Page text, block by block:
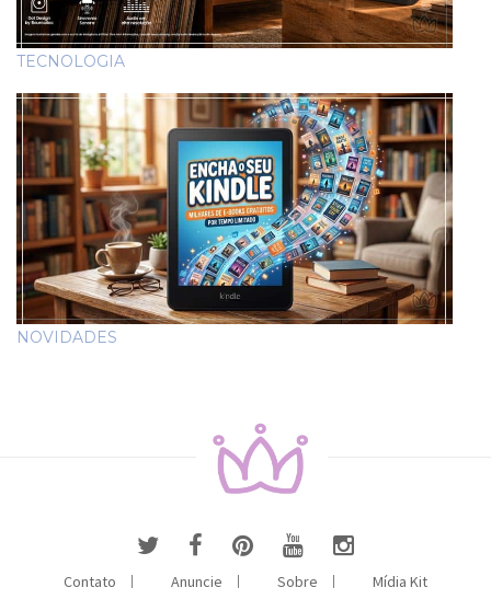
TECNOLOGIA
NOVIDADES
Contato Anuncie Sobre Mídia Kit